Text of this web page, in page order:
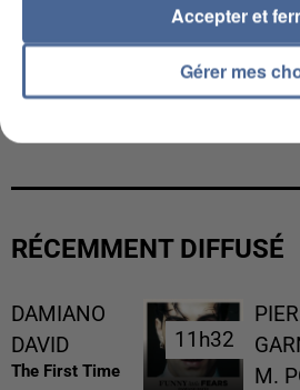
L’UN DES FONDATEURS
RÉCEMMENT DIFFUSÉ
DAMIANO
DAVID
The First Time
11h32
11h32
M.
Gérer mes
Accepter et